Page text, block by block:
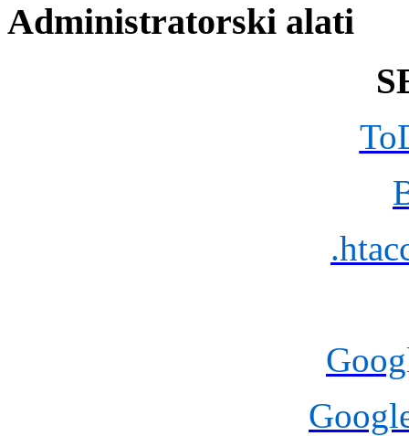
Administratorski alati